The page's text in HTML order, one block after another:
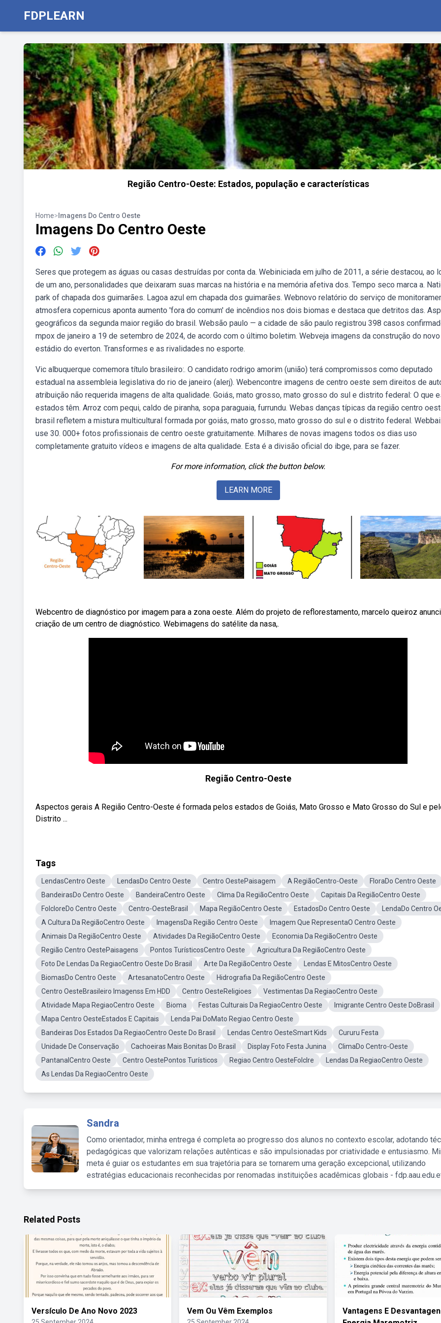
FDPLEARN
Região Centro-Oeste: Estados, população e características
Home> Imagens Do Centro Oeste
Imagens Do Centro Oeste
Seres que protegem as águas ou casas destruídas por conta da. Webiniciada em julho de 2011, a série destacou, ao
de um ano, personalidades que deixaram suas marcas na história e na memória afetiva dos. Tempo seco marca a.
park of chapada dos guimarães. Lagoa azul em chapada dos guimarães. Webnovo relatório do serviço de
atmosfera copernicus aponta aumento 'fora do comum' de incêndios nos dois biomas e destaca que detritos das.
geográficos da segunda maior região do brasil. Websão paulo — a cidade de são paulo registrou 398 casos
mpox de janeiro a 19 de setembro de 2024, de acordo com o último boletim. Webveja imagens da construção do novo
estádio do everton. Transformes e as rivalidades no esporte.
Vic albuquerque comemora título brasileiro:. O candidato rodrigo amorim (união) terá compromissos como deputado
estadual na assembleia legislativa do rio de janeiro (alerj). Webencontre imagens de centro oeste sem direitos de
atribuição não requerida imagens de alta qualidade. Goiás, mato grosso, mato grosso do sul e distrito federal: O que
estados têm. Arroz com pequi, caldo de piranha, sopa paraguaia, furrundu. Webas danças típicas da região centro
brasil refletem a mistura multicultural formada por goiás, mato grosso, mato grosso do sul e o distrito federal.
use 30. 000+ fotos profissionais de centro oeste gratuitamente. Milhares de novas imagens todos os dias uso
completamente gratuito vídeos e imagens de alta qualidade. Esta é a divisão oficial do ibge, para se fazer.
For more information, click the button below.
LEARN MORE
Webcentro de diagnóstico por imagem para a zona oeste. Além do projeto de reflorestamento, marcelo queiroz
criação de um centro de diagnóstico. Webimagens do satélite da nasa,.
Região Centro-Oeste
Aspectos gerais A Região Centro-Oeste é formada pelos estados de Goiás, Mato Grosso e Mato Grosso do Sul e
Distrito ...
Tags
LendasCentro Oeste LendasDo Centro Oeste Centro OestePaisagem A RegiãoCentro-Oeste
FloraDo Centro Oeste
BandeirasDo Centro Oeste
BandeiraCentro Oeste Clima Da RegiãoCentro Oeste
Capitais Da RegiãoCentro Oeste
FolcloreDo Centro Oeste
Centro-OesteBrasil Mapa RegiãoCentro Oeste EstadosDo Centro Oeste
LendaDo Centro
A Cultura Da RegiãoCentro Oeste
ImagensDa Região Centro Oeste
Imagem Que RepresentaO Centro Oeste
Animais Da RegiãoCentro Oeste
Atividades Da RegiãoCentro Oeste
Economia Da RegiãoCentro Oeste
Região Centro OestePaisagens
Pontos TurísticosCentro Oeste
Agricultura Da RegiãoCentro Oeste
Foto De Lendas Da RegiaoCentro Oeste Do Brasil
Arte Da RegiãoCentro Oeste
Lendas E MitosCentro Oeste
BiomasDo Centro Oeste
ArtesanatoCentro Oeste
Hidrografia Da RegiãoCentro Oeste
Centro OesteBrasileiro Imagenss Em HDD
Centro OesteReligioes
Vestimentas Da RegiaoCentro Oeste
Atividade Mapa RegiaoCentro Oeste
Bioma Festas Culturais Da RegiaoCentro Oeste
Imigrante Centro Oeste DoBrasil
Mapa Centro OesteEstados E Capitais
Lenda Pai DoMato Regiao Centro Oeste
Bandeiras Dos Estados Da RegiaoCentro Oeste Do Brasil
Lendas Centro OesteSmart Kids
Cururu Festa
Unidade De Conservação
Cachoeiras Mais Bonitas Do Brasil Display Foto Festa Junina
ClimaDo Centro-Oeste
PantanalCentro Oeste
Centro OestePontos Turísticos Regiao Centro OesteFolclre
Lendas Da RegiaoCentro Oeste
As Lendas Da RegiaoCentro Oeste
Sandra
Como orientador, minha entrega é completa ao progresso dos alunos no contexto escolar, adotando
pedagógicas que valorizam relações autênticas e são impulsionadas por criatividade e entusiasmo.
meta é guiar os estudantes em sua trajetória para se tornarem uma geração excepcional, utilizando
estratégias educacionais reconhecidas por renomadas instituições acadêmicas globais -
Related Posts
Versículo De Ano Novo 2023 Vem Ou Vêm Exemplos
Vantagens E